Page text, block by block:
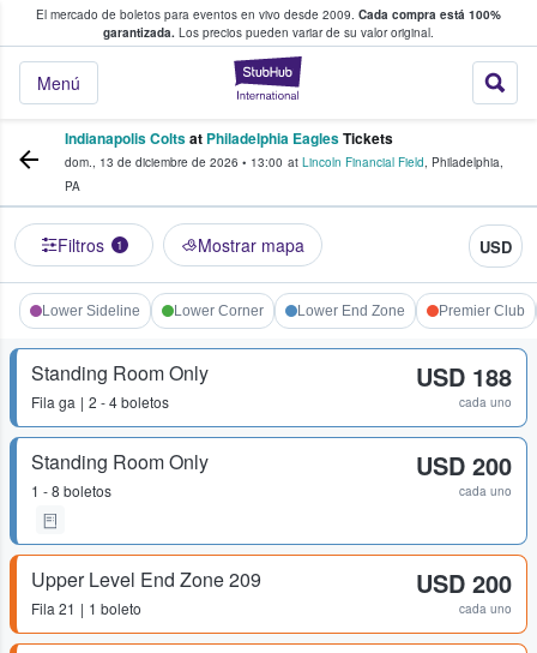
El mercado de boletos para eventos en vivo desde 2009. Cada compra está 100%
garantizada. Los precios pueden variar de su valor original.
StubHub: donde
Menú
fans compran y venden boletos
Indianapolis Coltsat Philadelphia EaglesTickets
dom., 13 de diciembre de 2026 • 13:00 at Lincoln Financial Field, Philadelphia,
PA
Filtros 1 Mostrar mapa USD
Lower Sideline Lower Corner Lower End Zone Premier Club
Standing Room Only
Fila ga 2 - 4 boletos
USD 188
cada uno
Standing Room Only
1 - 8 boletos
USD 200
cada uno
Upper Level End Zone 209
Fila 21 1 boleto
USD 200
cada uno